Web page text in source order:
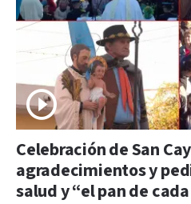
Celebración de San
agradecimientos y
salud y “el pan de